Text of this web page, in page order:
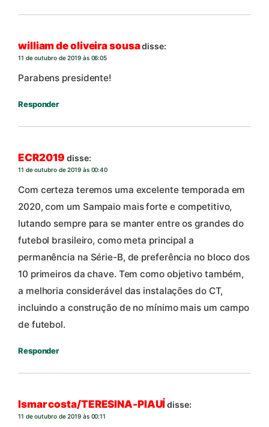
william de oliveira sousadisse:
11 de outubro de 2019 às 06:05
Parabens presidente!
Responder
ECR2019 disse:
11 de outubro de 2019 às 00:40
Com certeza teremos uma excelente temporada em
2020, com um Sampaio mais forte e competitivo,
lutando sempre para se manter entre os grandes do
futebol brasileiro, como meta principal a
permanência na Série-B, de preferência no bloco dos
10 primeiros da chave. Tem como objetivo também,
a melhoria considerável das instalações do CT,
incluindo a construção de no mínimo mais um campo
de futebol.
Responder
Ismar costa/TERESINA-PIAUÍdisse:
11 de outubro de 2019 às 00:11